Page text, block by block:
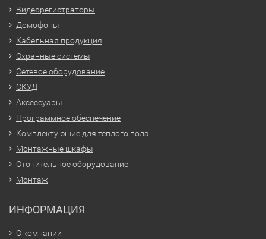
Видеорегистраторы
Домофоны
Кабельная продукция
Охранные системы
Сетевое оборудование
СКУД
Аксессуары
Программное обеспечение
Комплектующие для тёплого пола
Монтажные шкафы
Отопительное оборудование
Монтаж
ИНФОРМАЦИЯ
О компании